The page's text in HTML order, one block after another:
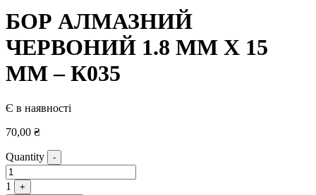
БОР АЛМАЗНИЙ
ЧЕРВОНИЙ 1.8 ММ Х 15
ММ – К035
Є в наявності
70,00 ₴
Quantity -
1
+